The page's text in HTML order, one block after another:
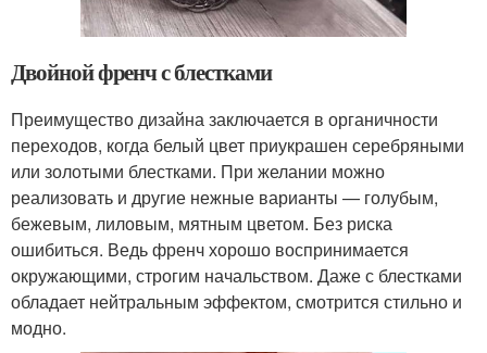
Двойной френч с блестками
Преимущество дизайна заключается в органичности
переходов, когда белый цвет приукрашен серебряными
или золотыми блестками. При желании можно
реализовать и другие нежные варианты — голубым,
бежевым, лиловым, мятным цветом. Без риска
ошибиться. Ведь френч хорошо воспринимается
окружающими, строгим начальством. Даже с блестками
обладает нейтральным эффектом, смотрится стильно и
модно.